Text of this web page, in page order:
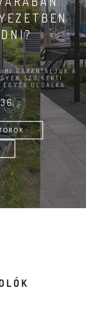
MI GARANTÁLJUK A
SZÓ KERTI
EGYÉB ÜLŐALKA